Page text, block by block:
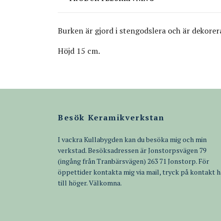
Burken är gjord i stengodslera och är
Höjd 15 cm.
Besök Keramikverkstan
I vackra Kullabygden kan du besöka mig och min
verkstad. Besöksadressen är Jonstorpsvägen 79
(ingång från Tranbärsvägen) 263 71 Jonstorp. För
öppettider kontakta mig via mail, tryck på kontakt
till höger. Välkomna.